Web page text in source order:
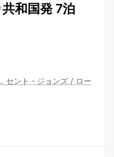
和国発 7泊
セント・ジョンズ / ロー